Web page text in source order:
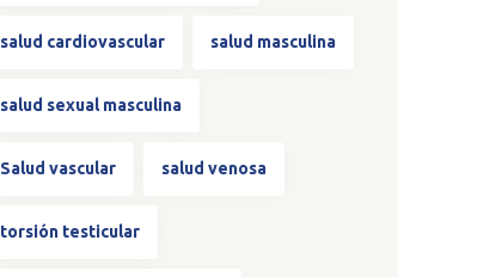
salud cardiovascular salud masculina
salud sexual masculina
Salud vascular salud venosa
torsión testicular